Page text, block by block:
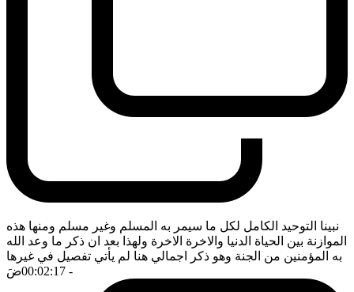
نبينا التوحيد الكامل لكل ما سيمر به المسلم وغير مسلم ومنها هذه
الموازنة بين الحياة الدنيا والاخرة الاخرة ولهذا بعد ان ذكر ما وعد الله
به المؤمنين من الجنة وهو ذكر اجمالي هنا لم يأتي تفصيل في غيرها
- 00:02:17
ضَ